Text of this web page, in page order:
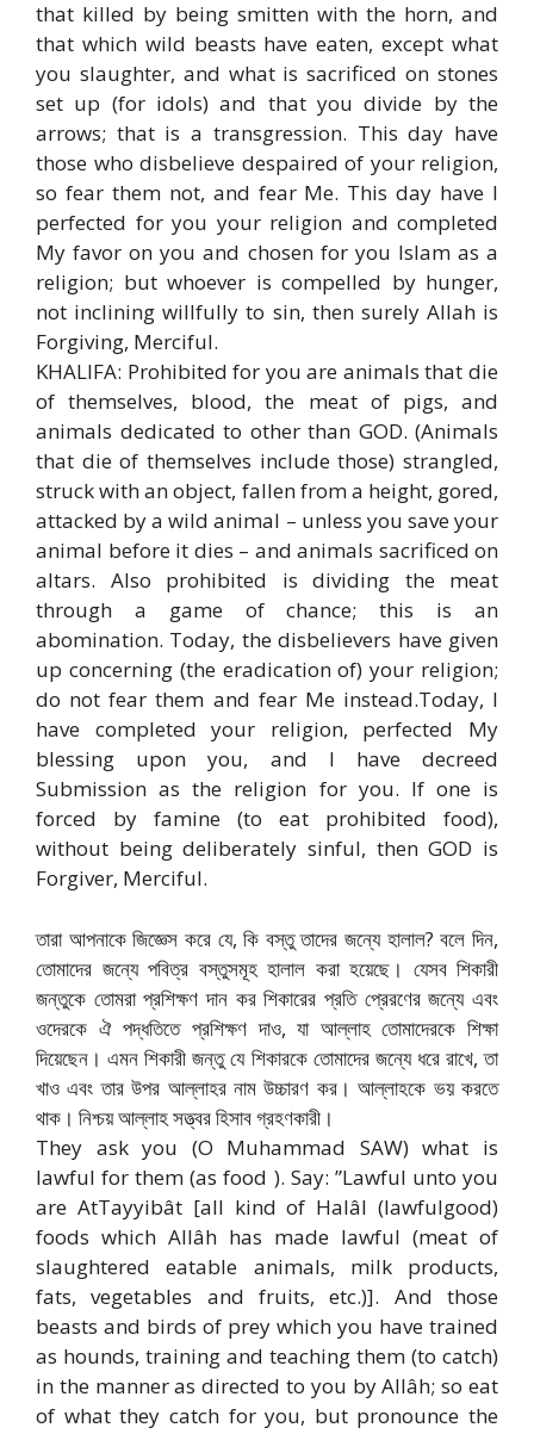
that killed by being smitten with the horn, and
that which wild beasts have eaten, except what
you slaughter, and what is sacrificed on stones
set up (for idols) and that you divide by the
arrows; that is a transgression. This day have
those who disbelieve despaired of your religion,
so fear them not, and fear Me. This day have I
perfected for you your religion and completed
My favor on you and chosen for you Islam as a
religion; but whoever is compelled by hunger,
not inclining willfully to sin, then surely Allah is
Forgiving, Merciful.
KHALIFA: Prohibited for you are animals that die
of themselves, blood, the meat of pigs, and
animals dedicated to other than GOD. (Animals
that die of themselves include those) strangled,
struck with an object, fallen from a height, gored,
attacked by a wild animal – unless you save your
animal before it dies – and animals sacrificed on
altars. Also prohibited is dividing the meat
through a game of chance; this is an
abomination. Today, the disbelievers have given
up concerning (the eradication of) your religion;
do not fear them and fear Me instead.Today, I
have completed your religion, perfected My
blessing upon you, and I have decreed
Submission as the religion for you. If one is
forced by famine (to eat prohibited food),
without being deliberately sinful, then GOD is
Forgiver, Merciful.
তারা আপনাকে জিজ্ঞেস করে যে, কি বস্তু তাদের জন্যে হালাল? বলে দিন,
তোমাদের জন্যে পবিত্র বস্তুসমূহ হালাল করা হয়েছে। যেসব শিকারী
জন্তুকে তোমরা প্রশিক্ষণ দান কর শিকারের প্রতি প্রেরণের জন্যে এবং
ওদেরকে ঐ পদ্ধতিতে প্রশিক্ষণ দাও, যা আল্লাহ তোমাদেরকে শিক্ষা
দিয়েছেন। এমন শিকারী জন্তু যে শিকারকে তোমাদের জন্যে ধরে রাখে, তা
খাও এবং তার উপর আল্লাহর নাম উচ্চারণ কর। আল্লাহকে ভয় করতে
থাক। নিশ্চয় আল্লাহ সত্ত্বর হিসাব গ্রহণকারী।
They ask you (O Muhammad SAW) what is
lawful for them (as food ). Say: ”Lawful unto you
are At­Tayyibât [all kind of Halâl (lawful­good)
foods which Allâh has made lawful (meat of
slaughtered eatable animals, milk products,
fats, vegetables and fruits, etc.)]. And those
beasts and birds of prey which you have trained
as hounds, training and teaching them (to catch)
in the manner as directed to you by Allâh; so eat
of what they catch for you, but pronounce the